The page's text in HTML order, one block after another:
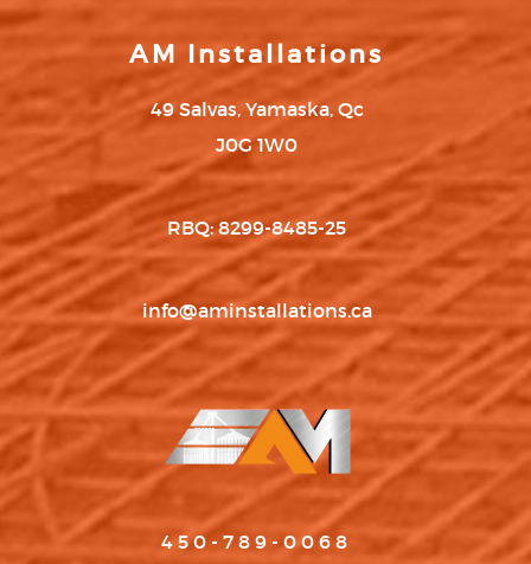
AM Installations
49 Salvas, Yamaska, Qc
J0G 1W0
RBQ: 8299-8485-25
info@aminstallations.ca
450-789-0068